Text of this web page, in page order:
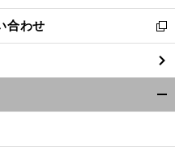
開
く
合わせ
新
し
い
ウ
ィ
ン
ウ